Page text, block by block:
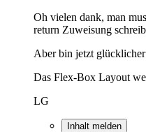
Oh vielen dank, man
return Zuweisung
Aber bin jetzt
Das Flex-Box Layout
LG
Inhalt melden